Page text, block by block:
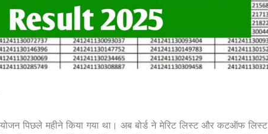
आयोजन पिछले महीने किया गया था। अब बोर्ड ने मेरिट लिस्ट और कटऑफ लिस्ट